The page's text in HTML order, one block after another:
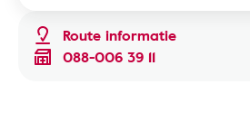
Route informatie
088-006 39 11